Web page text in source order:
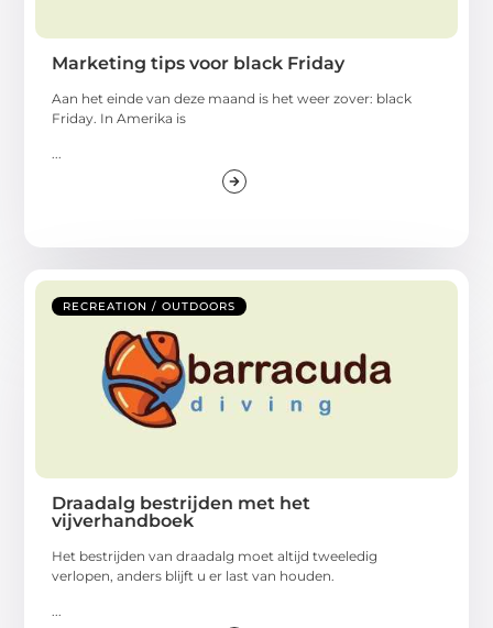
Marketing tips voor black Friday
Aan het einde van deze maand is het weer zover: black
Friday. In Amerika is
...
RECREATION / OUTDOORS
Draadalg bestrijden met het
vijverhandboek
Het bestrijden van draadalg moet altijd tweeledig
verlopen, anders blijft u er last van houden.
...